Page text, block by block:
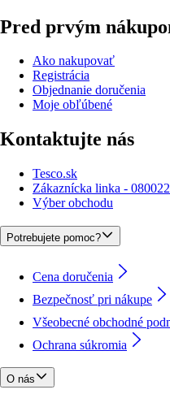
Pred prvým
Ako nakupovať
Registrácia
Objednanie doručenia
Moje obľúbené
Kontaktujte nás
Tesco.sk
Zákaznícka linka -
Výber obchodu
Potrebujete pomoc?
Cena doručenia
Bezpečnosť pri nákupe
Všeobecné obchodné
Ochrana súkromia
O nás